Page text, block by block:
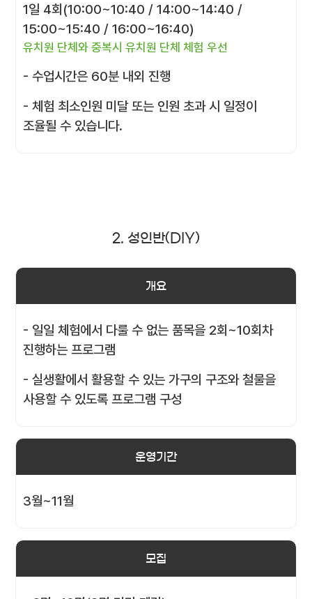
1일 4회(10:00~10:40 / 14:00~14:40 /
15:00~15:40 / 16:00~16:40)
유치원 단체와 중복시 유치원 단체 체험 우선
- 수업시간은 60분 내외 진행
- 체험 최소인원 미달 또는 인원 초과 시 일정이
조율될 수 있습니다.
2. 성인반(DIY)
개요
- 일일 체험에서 다룰 수 없는 품목을 2회~10회차
진행하는 프로그램
- 실생활에서 활용할 수 있는 가구의 구조와 철물을
사용할 수 있도록 프로그램 구성
운영기간
3월~11월
모집